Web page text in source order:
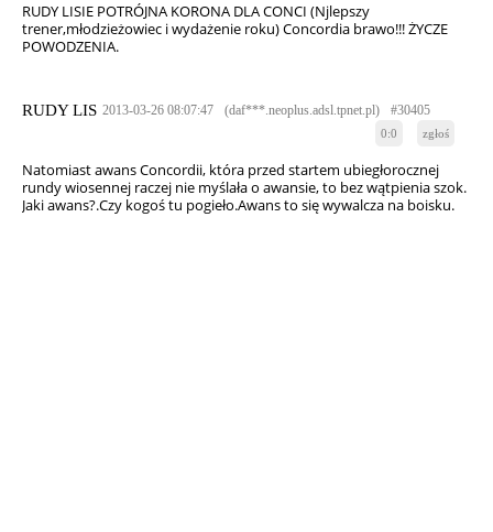
RUDY LISIE POTRÓJNA KORONA DLA CONCI (Njlepszy
trener,młodzieżowiec i wydażenie roku) Concordia brawo!!! ŻYCZE
POWODZENIA.
RUDY LIS 2013-03-26 08:07:47 (daf***.neoplus.adsl.tpnet.pl) #30405
0:0 zgłoś
Natomiast awans Concordii, która przed startem ubiegłorocznej
rundy wiosennej raczej nie myślała o awansie, to bez wątpienia szok.
Jaki awans?.Czy kogoś tu pogieło.Awans to się wywalcza na boisku.